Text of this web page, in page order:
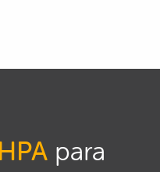
para